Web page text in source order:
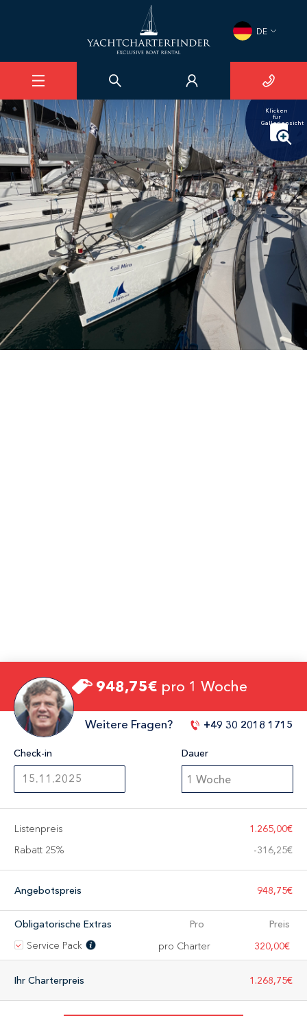
DE
Klicken
für
Galleriensicht
948,75€ pro 1 Woche
Weitere Fragen? +49 30 2018 1715
Check-in Dauer
1 Woche
Listenpreis
1.265,00€
Rabatt 25%
-316,25€
Angebotspreis 948,75€
Obligatorische Extras Pro
Preis
Service Pack
pro Charter 320,00€
Ihr Charterpreis 1.268,75€
Sun Odyssey 36i